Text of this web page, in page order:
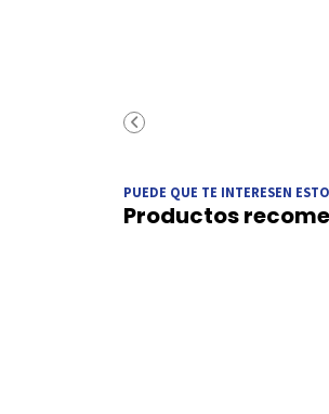
PUEDE QUE TE INTERESEN
Productos